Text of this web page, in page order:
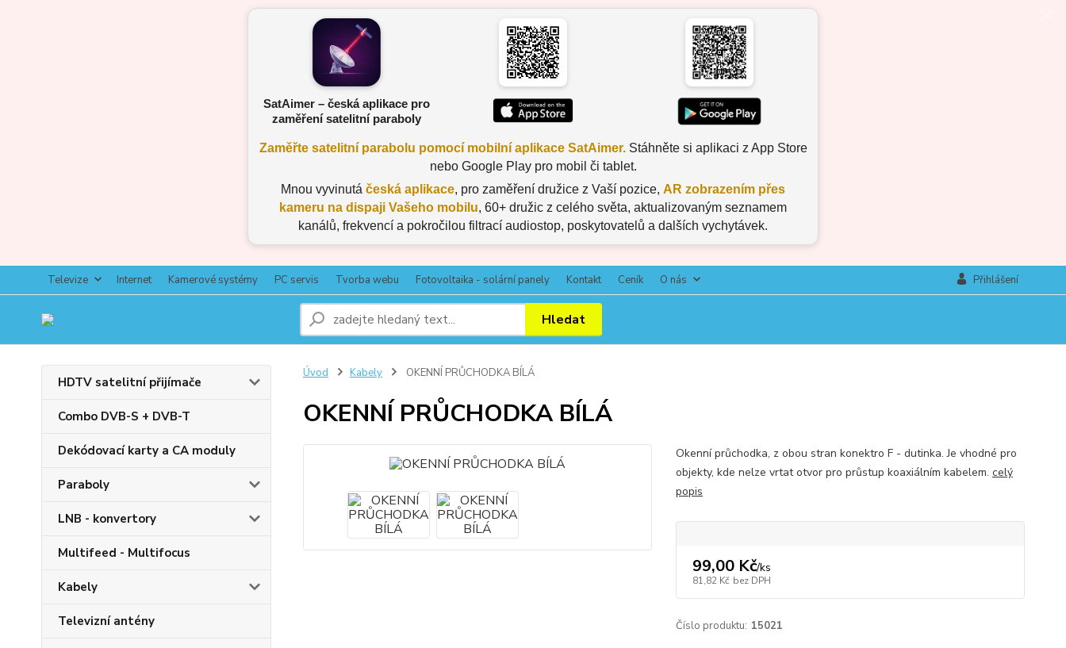
SatAimer – česká aplikace pro
zaměření satelitní paraboly
Zaměřte satelitní parabolu pomocí mobilní aplikace SatAimer.Stáhněte si aplikaci z App Store
nebo Google Play pro mobil či tablet.
Mnou vyvinutá česká aplikace, pro zaměření družice z Vaší pozice, AR zobrazením přes
kameru na dispaji Vašeho mobilu, 60+ družic z celého světa, aktualizovaným seznamem
kanálů, frekvencí a pokročilou filtrací audiostop, poskytovatelů a dalších vychytávek.
Televize Internet Kamerové systémy PC servis Tvorba webu Fotovoltaika - solární panely Kontakt Ceník O nás Přihlášení
Hledat
HDTV satelitní přijímače
Combo DVB-S + DVB-T
Dekódovací karty a CA moduly
Paraboly
LNB - konvertory
Multifeed - Multifocus
Kabely
Televizní antény
Úvod Kabely OKENNÍ PRŮCHODKA BÍLÁ
OKENNÍ PRŮCHODKA BÍLÁ
Okenní průchodka, z obou stran konektro F - dutinka. Je vhodné pro
objekty, kde nelze vrtat otvor pro průstup koaxiálním kabelem. celý
popis
99,00 Kč/ks
81,82 Kč bez DPH
Číslo produktu: 15021